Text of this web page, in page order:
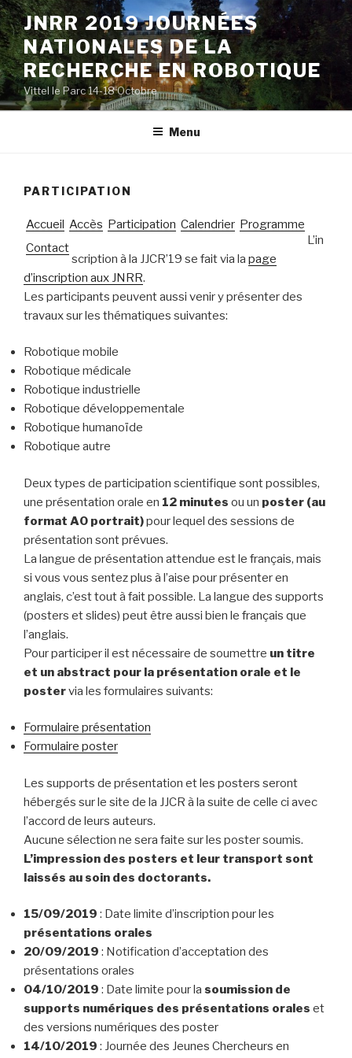
Aller
au
contenu
principal
JNRR 2019 JOURNÉES
NATIONALES DE LA
RECHERCHE EN ROBOTIQUE
Vittel le Parc 14-18 Octobre
Menu
PARTICIPATION
Accueil Accès Participation Calendrier Programme
Contact
L’in
scription à la JJCR’19 se fait via la page
d’inscription aux JNRR.
Les participants peuvent aussi venir y présenter des
travaux sur les thématiques suivantes:
Robotique mobile
Robotique médicale
Robotique industrielle
Robotique développementale
Robotique humanoïde
Robotique autre
Deux types de participation scientifique sont possibles,
une présentation orale en 12 minutes ou un poster (au
format A0 portrait)pour lequel des sessions de
présentation sont prévues.
La langue de présentation attendue est le français, mais
si vous vous sentez plus à l’aise pour présenter en
anglais, c’est tout à fait possible. La langue des supports
(posters et slides) peut être aussi bien le français que
l’anglais.
Pour participer il est nécessaire de soumettre un titre
et un abstract pour la présentation orale et le
postervia les formulaires suivants:
Formulaire présentation
Formulaire poster
Les supports de présentation et les posters seront
hébergés sur le site de la JJCR à la suite de celle ci avec
l’accord de leurs auteurs.
Aucune sélection ne sera faite sur les poster soumis.
L’impression des posters et leur transport sont
laissés au soin des doctorants.
15/09/2019 : Date limite d’inscription pour les
présentations orales
20/09/2019 : Notification d’acceptation des
présentations orales
04/10/2019 : Date limite pour la soumission de
supports numériques des présentations orales et
des versions numériques des poster
14/10/2019 : Journée des Jeunes Chercheurs en